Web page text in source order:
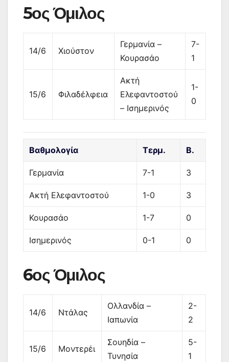
5ος Όμιλος
14/6 Χιούστον
Γερμανία –
Κουρασάο
7-
1
15/6 Φιλαδέλφεια
Ακτή
Ελεφαντοστού
– Ισημερινός
1-
0
Βαθμολογία Τερμ. Β.
Γερμανία 7-1 3
Ακτή Ελεφαντοστού 1-0 3
Κουρασάο 1-7 0
Ισημερινός 0-1 0
6ος Όμιλος
14/6 Ντάλας
Ολλανδία –
Ιαπωνία
2-
2
15/6 Μοντερέι
Σουηδία –
Τυνησία
5-
1